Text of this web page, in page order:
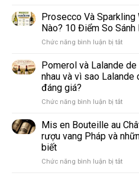
giống
nho
trắng
làm
vang
phổ
thế
Prosecco Và Sparkling
Nào? 10 Điểm So
Chức năng bình luận bị tắtở
Wine
Nhau
Thế
Nào?
10
So
Pomerol và Lalande
nhau và vì sao
đáng giá?
Chức năng bình luận bị tắtở
và
de
Điểm
Mis en Bouteille au
rượu vang Pháp và
biết
Chức năng bình luận bị tắtở